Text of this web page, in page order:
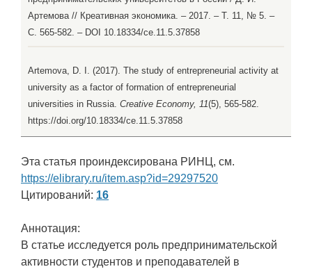
Артемова // Креативная экономика. – 2017. – Т. 11, № 5. –
С. 565-582. – DOI 10.18334/ce.11.5.37858
Artemova, D. I. (2017). The study of entrepreneurial activity at
university as a factor of formation of entrepreneurial
universities in Russia. Creative Economy, 11(5), 565-582.
https://doi.org/10.18334/ce.11.5.37858
Эта статья проиндексирована РИНЦ, см.
https://elibrary.ru/item.asp?id=29297520
Цитирований: 16
Аннотация:
В статье исследуется роль предпринимательской
активности студентов и преподавателей в